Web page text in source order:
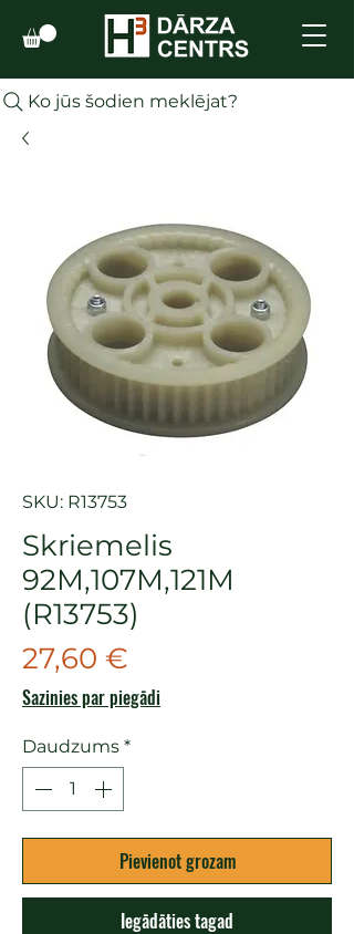
Ko jūs šodien meklējat?
SKU: R13753
Skriemelis
92M,107M,121M
(R13753)
27,60 €
Sazinies par piegādi
Daudzums *
Pievienot grozam
Iegādāties tagad